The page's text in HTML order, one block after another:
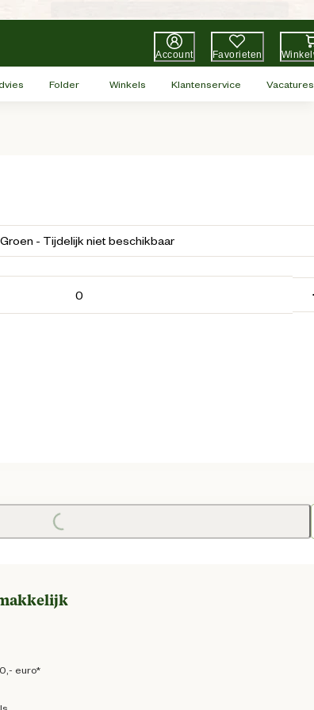
Account Favorieten
Folder Winkels Klantenservice Vacatures
Loading...
euro*